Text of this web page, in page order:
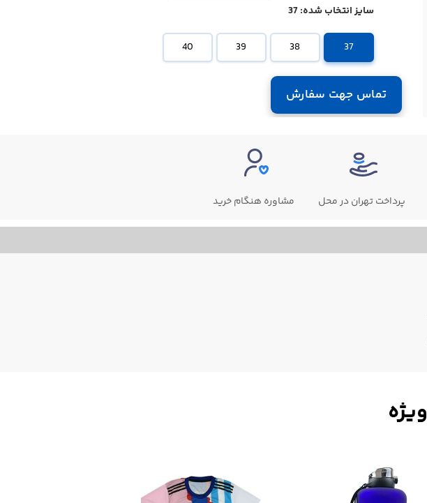
سایز انتخاب شده:37
37
38
39
40
تماس جهت سفارش
پرداخت تهران در محل مشاوره هنگام خرید